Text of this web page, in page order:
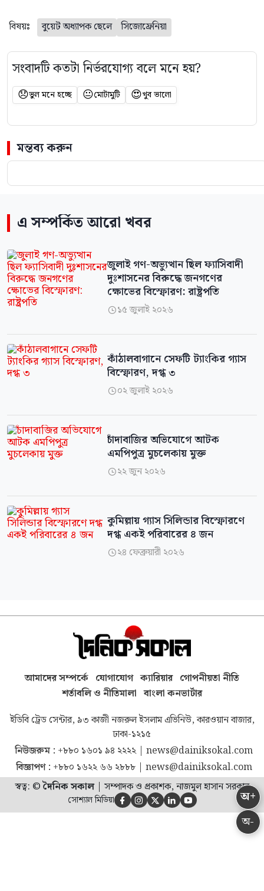
বিষয়ঃ বুয়েট অধ্যাপক ছেলে সিজোফ্রেনিয়া
সংবাদটি কতটা নির্ভরযোগ্য বলে মনে হয়?
😞ভুল মনে হচ্ছে 😐মোটামুটি 😍খুব ভালো
মন্তব্য করুন
এ সম্পর্কিত আরো খবর
জুলাই গণ-অভ্যুত্থান ছিল ফ্যাসিবাদী
দুঃশাসনের বিরুদ্ধে জনগণের
ক্ষোভের বিস্ফোরণ: রাষ্ট্রপতি
১৫ জুলাই ২০২৬
কাঁঠালবাগানে সেফটি ট্যাংকির গ্যাস
বিস্ফোরণ, দগ্ধ ৩
০২ জুলাই ২০২৬
চাঁদাবাজির অভিযোগে আটক
এমপিপুত্র মুচলেকায় মুক্ত
২২ জুন ২০২৬
কুমিল্লায় গ্যাস সিলিন্ডার বিস্ফোরণে
দগ্ধ একই পরিবারের ৪ জন
২৪ ফেব্রুয়ারী ২০২৬
অ-
অ+
আমাদের সম্পর্কে যোগাযোগ ক্যারিয়ার গোপনীয়তা নীতি
শর্তাবলি ও নীতিমালা বাংলা কনভার্টার
ইডিবি ট্রেড সেন্টার, ৯৩ কাজী নজরুল ইসলাম এভিনিউ, কারওয়ান বাজার,
ঢাকা-১২১৫
নিউজরুম : +৮৮০ ১৬০১ ৯৪ ২২২২| news@dainiksokal.com
বিজ্ঞাপণ : +৮৮০ ১৬২২ ৬৬ ২৮৮৮| news@dainiksokal.com
স্বত্ব: ©দৈনিক সকাল| সম্পাদক ও প্রকাশক, নাজমুল হাসান সরকার
সোশ্যাল মিডিয়া     